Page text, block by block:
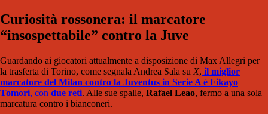
Curiosità rossonera: il marcatore
“insospettabile” contro la Juve
Guardando ai giocatori attualmente a disposizione di Max Allegri per
la trasferta di Torino, come segnala Andrea Sala su X, il miglior
marcatore del Milan contro la Juventus in Serie A è Fikayo
Tomori, con due reti. Alle sue spalle, Rafael Leao, fermo a una sola
marcatura contro i bianconeri.